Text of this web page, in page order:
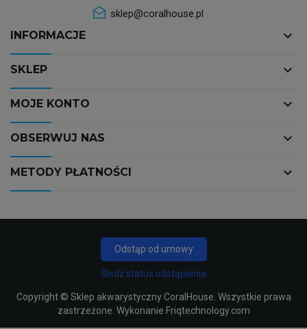
sklep@coralhouse.pl
INFORMACJE keyboard_arrow_down
SKLEP keyboard_arrow_down
MOJE KONTO keyboard_arrow_down
OBSERWUJ NAS keyboard_arrow_down
METODY PŁATNOŚCI keyboard_arrow_down
Odstąp od umowy
Śledź status odstąpienia
Copyright © Sklep akwarystyczny CoralHouse. Wszystkie prawa
zastrzeżone. Wykonanie Friqtechnology.com